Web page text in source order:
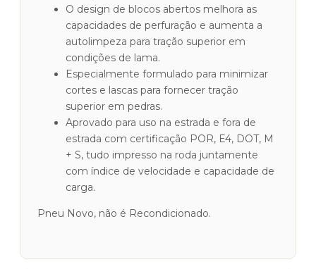
O design de blocos abertos melhora as
capacidades de perfuração e aumenta a
autolimpeza para tração superior em
condições de lama.
Especialmente formulado para minimizar
cortes e lascas para fornecer tração
superior em pedras.
Aprovado para uso na estrada e fora de
estrada com certificação POR, E4, DOT, M
+ S, tudo impresso na roda juntamente
com índice de velocidade e capacidade de
carga.
Pneu Novo, não é Recondicionado.